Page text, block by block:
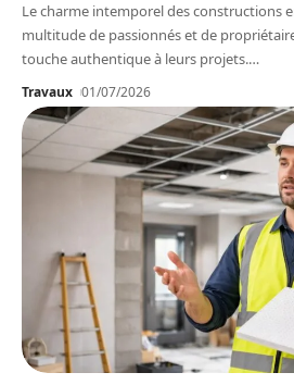
Le charme intemporel des constructions
multitude de passionnés et de
touche authentique à leurs projets.…
Travaux 01/07/2026